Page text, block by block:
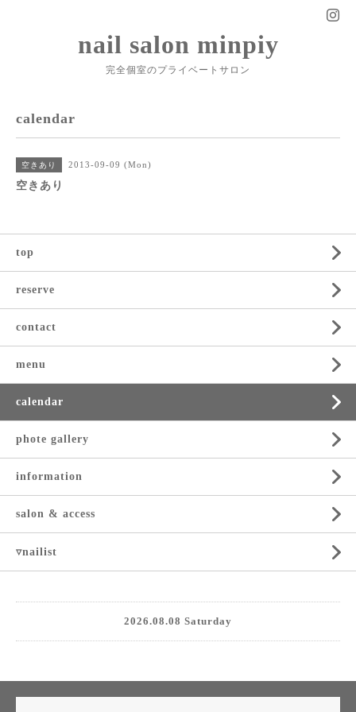
nail salon minpiy
完全個室のプライベートサロン
calendar
空きあり 2013-09-09 (Mon)
空きあり
top
reserve
contact
menu
calendar
phote gallery
information
salon & access
▿nailist
2026.08.08 Saturday